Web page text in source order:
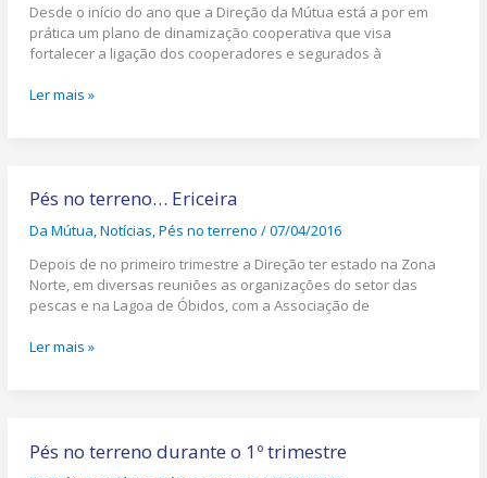
Desde o início do ano que a Direção da Mútua está a por em
prática um plano de dinamização cooperativa que visa
fortalecer a ligação dos cooperadores e segurados à
Reforço
da
Ação
da
Ler mais »
Pés no terreno… Ericeira
Da Mútua,Notícias,Pés no terreno /07/04/2016
Depois de no primeiro trimestre a Direção ter estado na Zona
Norte, em diversas reuniões as organizações do setor das
pescas e na Lagoa de Óbidos, com a Associação de
no
Ericeira
Ler mais »
Pés no terreno durante o 1º trimestre
no